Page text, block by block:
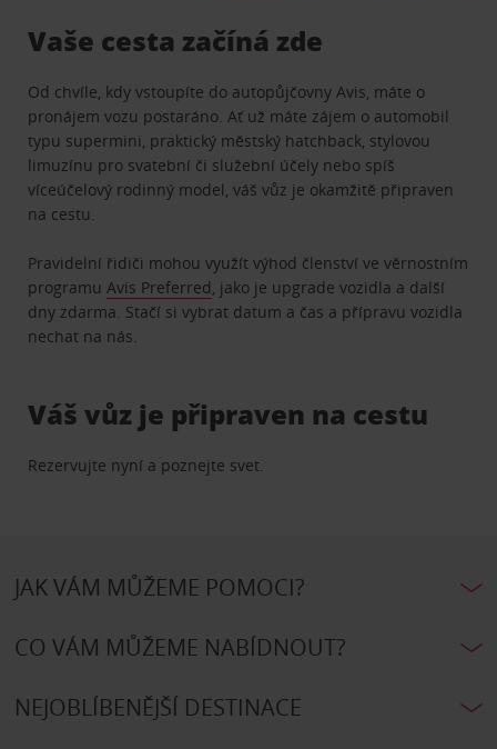
Vaše cesta začíná zde
Od chvíle, kdy vstoupíte do autopůjčovny Avis, máte o
pronájem vozu postaráno. Ať už máte zájem o automobil
typu supermini, praktický městský hatchback, stylovou
limuzínu pro svatební či služební účely nebo spíš
víceúčelový rodinný model, váš vůz je okamžitě připraven
na cestu.
Pravidelní řidiči mohou využít výhod členství ve věrnostním
programuAvis Preferred, jako je upgrade vozidla a další
dny zdarma. Stačí si vybrat datum a čas a přípravu vozidla
nechat na nás.
Váš vůz je připraven na cestu
Rezervujte nyní a poznejte svet.
JAK VÁM MŮŽEME POMOCI?
CO VÁM MŮŽEME NABÍDNOUT?
NEJOBLÍBENĚJŠÍ DESTINACE